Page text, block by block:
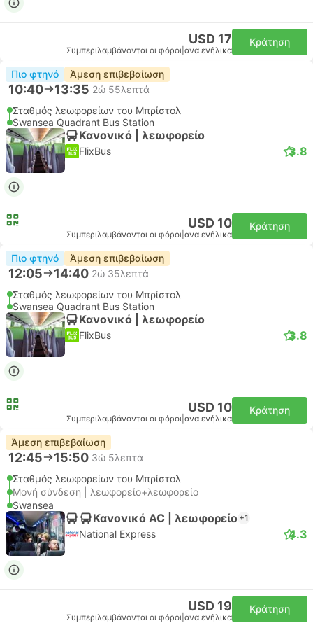
USD 17
Συμπεριλαμβάνονται οι φόροι ανα ενήλικα
Κράτηση
Πιο φτηνό Άμεση επιβεβαίωση
10:40 13:35 2ώ 55λεπτά
Σταθμός λεωφορείων του Μπρίστολ
Swansea Quadrant Bus Station
Κανονικό | λεωφορείο
FlixBus 3.8
USD 10
Συμπεριλαμβάνονται οι φόροι ανα ενήλικα
Κράτηση
Πιο φτηνό Άμεση επιβεβαίωση
12:05 14:40 2ώ 35λεπτά
Σταθμός λεωφορείων του Μπρίστολ
Swansea Quadrant Bus Station
Κανονικό | λεωφορείο
FlixBus 3.8
USD 10
Συμπεριλαμβάνονται οι φόροι ανα ενήλικα
Κράτηση
Άμεση επιβεβαίωση
12:45 15:50 3ώ 5λεπτά
Σταθμός λεωφορείων του Μπρίστολ
Μονή σύνδεση | λεωφορείο+λεωφορείο
Swansea
Κανονικό AC | λεωφορείο +1
National Express 4.3
USD 19
Συμπεριλαμβάνονται οι φόροι ανα ενήλικα
Κράτηση